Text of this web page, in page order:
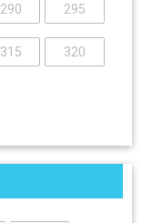
290 295
315 320